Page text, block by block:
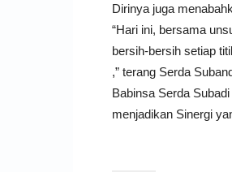
Dirinya juga
“Hari ini, bersama
bersih-bersih setiap
,” terang Serda
Babinsa Serda
menjadikan Sinergi